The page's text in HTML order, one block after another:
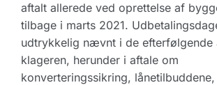
aftalt allerede ved oprettelse af
tilbage i marts 2021.
udtrykkelig nævnt i de efterfølgende
klageren, herunder i aftale om
konverteringssikring,